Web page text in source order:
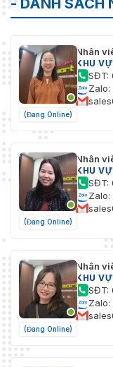
- DANH SÁCH
(Đang Online)
Nhân
KHU
SĐT:
(Đang Online)
Nhân
KHU
SĐT:
Zalo:
(Đang Online)
Nhân
KHU
SĐT:
Zalo: